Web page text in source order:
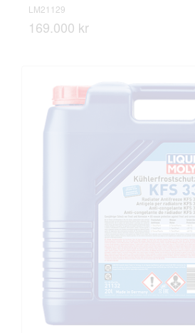
LM21129
169.000 kr